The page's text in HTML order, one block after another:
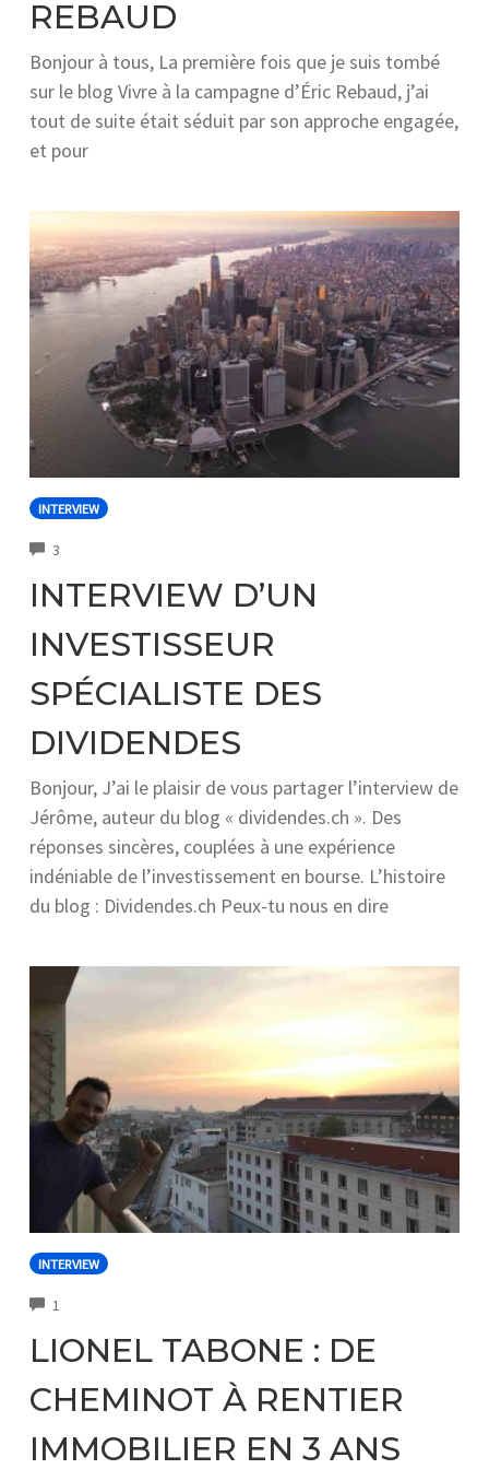
REBAUD
Bonjour à tous, La première fois que je suis tombé
sur le blog Vivre à la campagne d’Éric Rebaud, j’ai
tout de suite était séduit par son approche engagée,
et pour
INTERVIEW
3
INTERVIEW D’UN
INVESTISSEUR
SPÉCIALISTE DES
DIVIDENDES
Bonjour, J’ai le plaisir de vous partager l’interview de
Jérôme, auteur du blog « dividendes.ch ». Des
réponses sincères, couplées à une expérience
indéniable de l’investissement en bourse. L’histoire
du blog : Dividendes.ch Peux-tu nous en dire
INTERVIEW
1
LIONEL TABONE : DE
CHEMINOT À RENTIER
IMMOBILIER EN 3 ANS